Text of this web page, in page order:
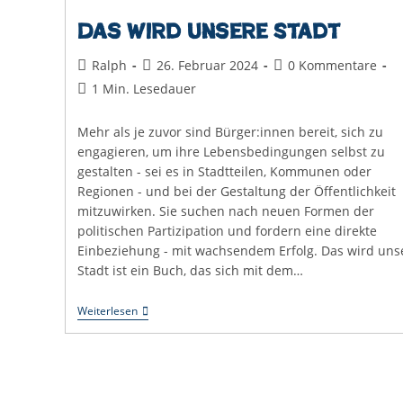
Das wird unsere Stadt
Beitrags-
Autor:
Ralph
Beitrag
veröffentlicht:
26. Februar 2024
Beitrags-
0 Kommentare
Lesedauer:
1 Min. Lesedauer
Mehr als je zuvor sind Bürger:innen bereit, sich zu
engagieren, um ihre Lebensbedingungen selbst zu
gestalten - sei es in Stadtteilen, Kommunen oder
Regionen - und bei der Gestaltung der Öffentlichkeit
mitzuwirken. Sie suchen nach neuen Formen der
politischen Partizipation und fordern eine direkte
Einbeziehung - mit wachsendem Erfolg. Das wird
Stadt ist ein Buch, das sich mit dem…
WeiterlesenDas
Wird